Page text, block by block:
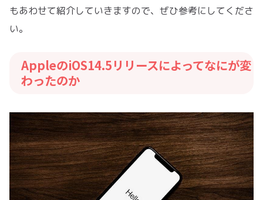
もあわせて紹介していきますので、ぜひ参考にしてくださ
い。
AppleのiOS14.5リリースによってなにが変
わったのか